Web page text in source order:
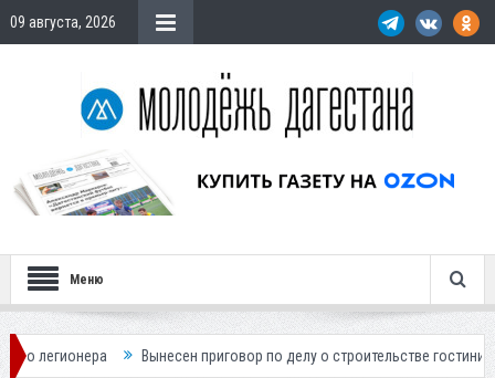
09 августа, 2026
Меню
приговор по делу о строительстве гостиницы у Ханагского водопада